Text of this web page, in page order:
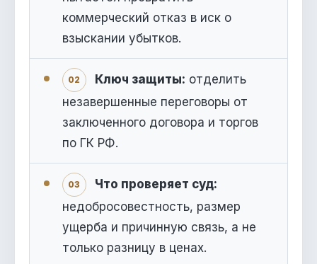
коммерческий отказ в иск о
взыскании убытков.
02 Ключ защиты: отделить
незавершенные переговоры от
заключенного договора и торгов
по ГК РФ.
03
Что проверяет суд:
недобросовестность, размер
ущерба и причинную связь, а не
только разницу в ценах.